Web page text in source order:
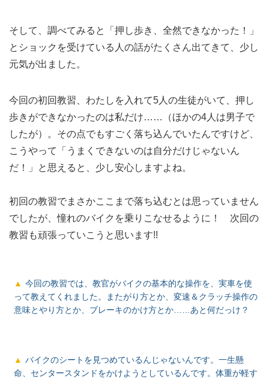
そして、調べてみると「押し歩き、全然できなかった！」
とショックを受けている人の話がたくさん出てきて、少し
元気が出ました。
今回の初回教習、わたしを入れて5人の生徒がいて、押し
歩きができなかったのは私だけ……（ほかの4人は男子で
したが）。その点でもすごく落ち込んでいたんですけど、
こうやって「うまくできないのは自分だけじゃないん
だ！」と思えると、少し安心しますよね。
初回の教習でまさかここまで落ち込むとは思っていません
でしたが、憧れのバイクを乗りこなせるように！ 次回の
教習も頑張っていこうと思います!!
今回の教習では、教官がバイクの基本的な操作を、実車を使
って教えてくれました。またがり方とか、変速＆クラッチ操作の
意味とやり方とか、ブレーキのかけ方とか……あと何だっけ？
バイクのシートを見つめているんじゃないんです。一生懸
命、センタースタンドをかけようとしているんです。体重が軽す